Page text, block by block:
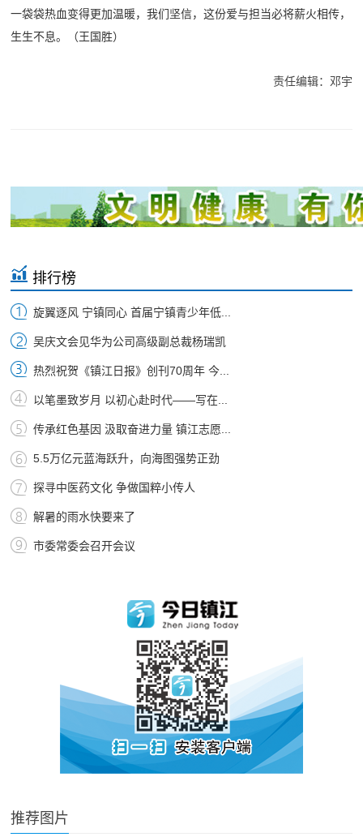
一袋袋热血变得更加温暖，我们坚信，这份爱与担当必将薪火相传，
生生不息。（王国胜）
责任编辑：邓宇
排行榜
旋翼逐风 宁镇同心 首届宁镇青少年低...
吴庆文会见华为公司高级副总裁杨瑞凯
热烈祝贺《镇江日报》创刊70周年 今...
以笔墨致岁月 以初心赴时代——写在...
传承红色基因 汲取奋进力量 镇江志愿...
5.5万亿元蓝海跃升，向海图强势正劲
探寻中医药文化 争做国粹小传人
解暑的雨水快要来了
市委常委会召开会议
推荐图片